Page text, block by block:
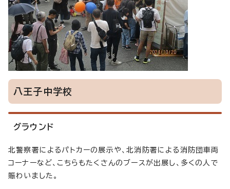
八王子中学校
グラウンド
北警察署によるパトカーの展示や、北消防署による消防団車両
コーナーなど、こちらもたくさんのブースが出展し、多くの人で
賑わいました。